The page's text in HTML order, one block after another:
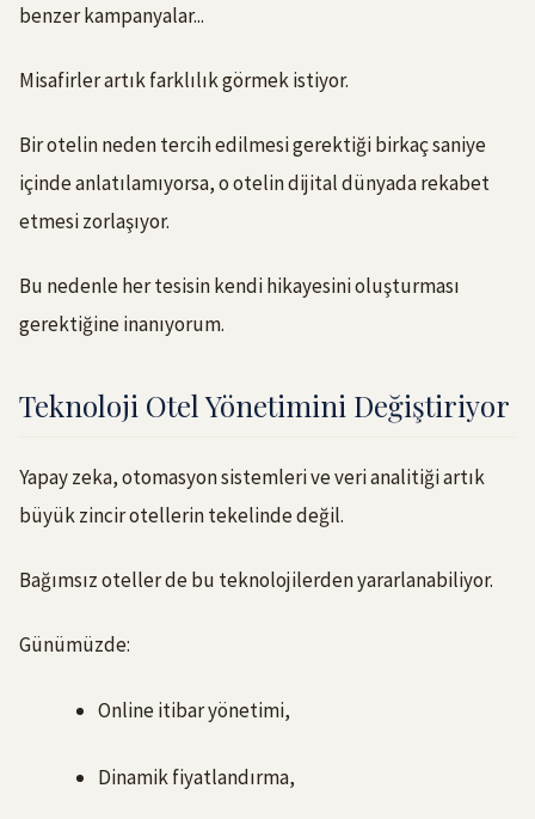
benzer kampanyalar...
Misafirler artık farklılık görmek istiyor.
Bir otelin neden tercih edilmesi gerektiği birkaç saniye
içinde anlatılamıyorsa, o otelin dijital dünyada rekabet
etmesi zorlaşıyor.
Bu nedenle her tesisin kendi hikayesini oluşturması
gerektiğine inanıyorum.
Teknoloji Otel Yönetimini Değiştiriyor
Yapay zeka, otomasyon sistemleri ve veri analitiği artık
büyük zincir otellerin tekelinde değil.
Bağımsız oteller de bu teknolojilerden yararlanabiliyor.
Günümüzde:
Online itibar yönetimi,
Dinamik fiyatlandırma,